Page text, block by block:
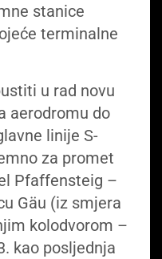
stanice
terminalne
u rad novu
aerodromu do
linije S-
za promet
Pfaffensteig –
Gäu (iz smjera
kolodvorom –
kao posljednja